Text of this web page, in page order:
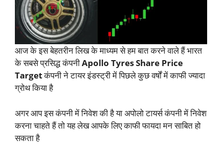
आज के इस बेहतरीन लिख के माध्यम से हम बात करने वाले हैं भारत
के सबसे प्रसिद्ध कंपनीApollo Tyres Share Price
Targetकंपनी ने टायर इंडस्ट्री में पिछले कुछ वर्षों में काफी ज्यादा
ग्रोथ किया है
अगर आप इस कंपनी में निवेश की है या अपोलो टायर्स कंपनी में निवेश
करना चाहते हैं तो यह लेख आपके लिए काफी फायदा मन साबित हो
सकता है